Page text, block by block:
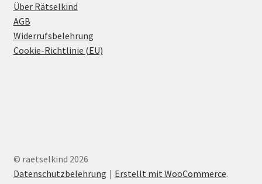
Über Rätselkind
AGB
Widerrufsbelehrung
Cookie-Richtlinie (EU)
© raetselkind 2026
Datenschutzbelehrung
Erstellt mit WooCommerce.